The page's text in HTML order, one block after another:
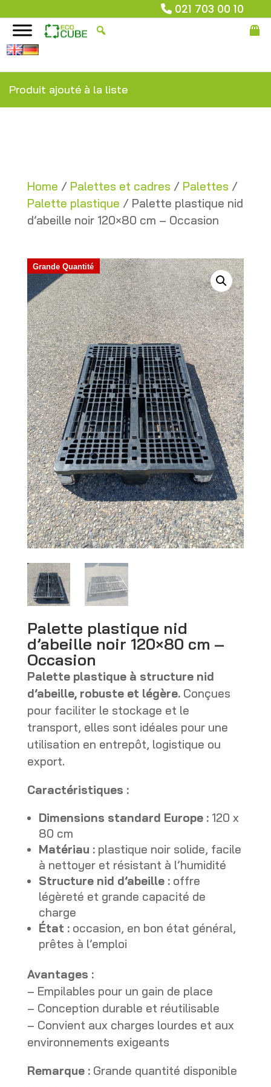
021 703 00 10
Produit ajouté à la liste
Home / Palettes et cadres / Palettes /
Palette plastique / Palette plastique nid
d’abeille noir 120×80 cm – Occasion
Grande Quantité
Palette plastique nid
d’abeille noir 120×80 cm –
Occasion
Palette plastique à structure nid
d’abeille, robuste et légère. Conçues
pour faciliter le stockage et le
transport, elles sont idéales pour une
utilisation en entrepôt, logistique ou
export.
Caractéristiques :
Dimensions standard Europe :120 x
80 cm
Matériau :plastique noir solide, facile
à nettoyer et résistant à l’humidité
Structure nid d’abeille :offre
légèreté et grande capacité de
charge
État :occasion, en bon état général,
prêtes à l’emploi
Avantages :
– Empilables pour un gain de place
– Conception durable et réutilisable
– Convient aux charges lourdes et aux
environnements exigeants
Remarque :Grande quantité disponible